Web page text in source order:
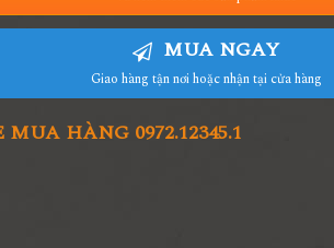
MUA NGAY
Giao hàng tận nơi hoặc nhận tại cửa hàng
HÀNG 0972.12345.1